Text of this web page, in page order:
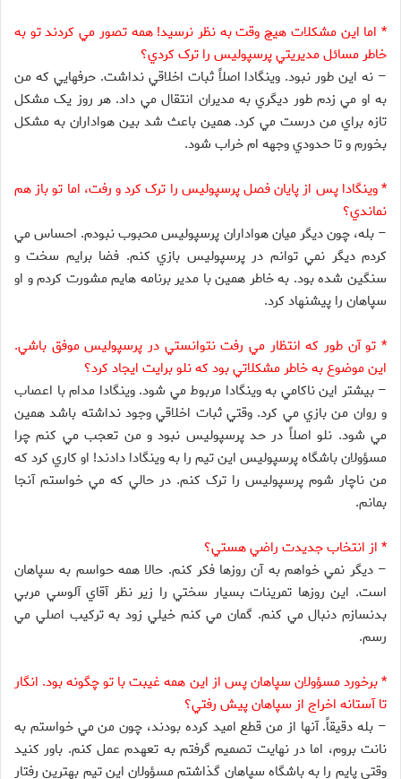
* اما اين مشکلات هيچ وقت به نظر نرسيد! همه تصور مي کردند تو به
خاطر مسائل مديريتي پرسپوليس را ترک کردي؟
– نه اين طور نبود. وينگادا اصلاً ثبات اخلاقي نداشت. حرفهايي که من
به او مي زدم طور ديگري به مديران انتقال مي داد. هر روز يک مشکل
تازه براي من درست مي کرد. همين باعث شد بين هواداران به مشکل
بخورم و تا حدودي وجهه ام خراب شود.
* وينگادا پس از پايان فصل پرسپوليس را ترک کرد و رفت، اما تو باز هم
نماندي؟
– بله، چون ديگر ميان هواداران پرسپوليس محبوب نبودم. احساس مي
کردم ديگر نمي توانم در پرسپوليس بازي کنم. فضا برايم سخت و
سنگين شده بود. به خاطر همين با مدير برنامه هايم مشورت کردم و او
سپاهان را پيشنهاد کرد.
* تو آن طور که انتظار مي رفت نتوانستي در پرسپوليس موفق باشي.
اين موضوع به خاطر مشکلاتي بود که نلو برايت ايجاد کرد؟
– بيشتر اين ناکامي به وينگادا مربوط مي شود. وينگادا مدام با اعصاب
و روان من بازي مي کرد. وقتي ثبات اخلاقي وجود نداشته باشد همين
مي شود. نلو اصلاً در حد پرسپوليس نبود و من تعجب مي کنم چرا
مسؤولان باشگاه پرسپوليس اين تيم را به وينگادا دادند! او کاري کرد که
من ناچار شوم پرسپوليس را ترک کنم. در حالي که مي خواستم آنجا
بمانم.
* از انتخاب جديدت راضي هستي؟
– ديگر نمي خواهم به آن روزها فکر کنم. حالا همه حواسم به سپاهان
است. اين روزها تمرينات بسيار سختي را زير نظر آقاي آلوسي مربي
بدنسازم دنبال مي کنم. گمان مي کنم خيلي زود به ترکيب اصلي مي
رسم.
* برخورد مسؤولان سپاهان پس از اين همه غيبت با تو چگونه بود. انگار
تا آستانه اخراج از سپاهان پيش رفتي؟
– بله دقيقاً. آنها از من قطع اميد کرده بودند، چون من مي خواستم به
نانت بروم، اما در نهايت تصميم گرفتم به تعهدم عمل کنم. باور کنيد
وقتي پايم را به باشگاه سپاهان گذاشتم مسؤولان اين تيم بهترين رفتار